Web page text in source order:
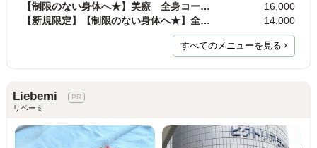
【制限のない身体へ★】美療 全身コース(フェイシャ…
16,000
【新規限定】【制限のない身体へ★】全身ボディケアコ…
14,000
すべてのメニューを見る
Liebemi
リベーミ